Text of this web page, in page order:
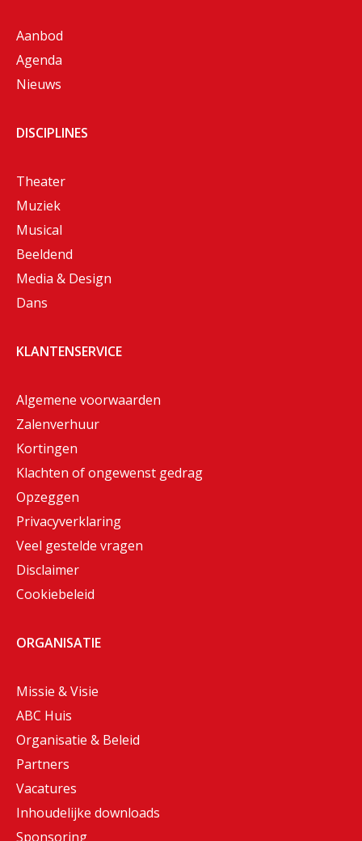
Aanbod
Agenda
Nieuws
DISCIPLINES
Theater
Muziek
Musical
Beeldend
Media & Design
Dans
KLANTENSERVICE
Algemene voorwaarden
Zalenverhuur
Kortingen
Klachten of ongewenst gedrag
Opzeggen
Privacyverklaring
Veel gestelde vragen
Disclaimer
Cookiebeleid
ORGANISATIE
Missie & Visie
ABC Huis
Organisatie & Beleid
Partners
Vacatures
Inhoudelijke downloads
Sponsoring